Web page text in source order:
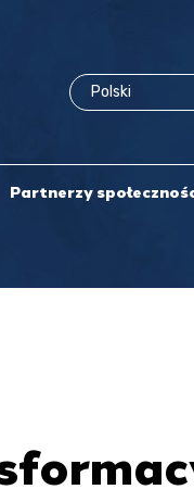
Partnerzy